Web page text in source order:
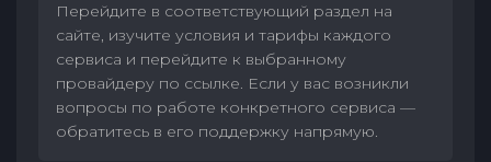
Перейдите в соответствующий раздел на
сайте, изучите условия и тарифы каждого
сервиса и перейдите к выбранному
провайдеру по ссылке. Если у вас возникли
вопросы по работе конкретного сервиса —
обратитесь в его поддержку напрямую.